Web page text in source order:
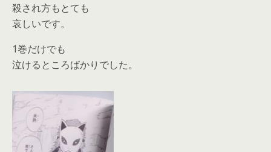
殺され方もとても
哀しいです。
1巻だけでも
泣けるところばかりでした。